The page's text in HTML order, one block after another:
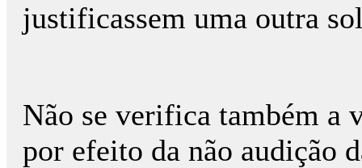
justificassem uma outra
Não se verifica também a
por efeito da não audição